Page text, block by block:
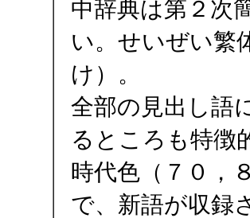
中辞典は第２次
い。せいぜい繁
け）。
全部の見出し語
るところも特徴
時代色（７０，
で、新語が収録